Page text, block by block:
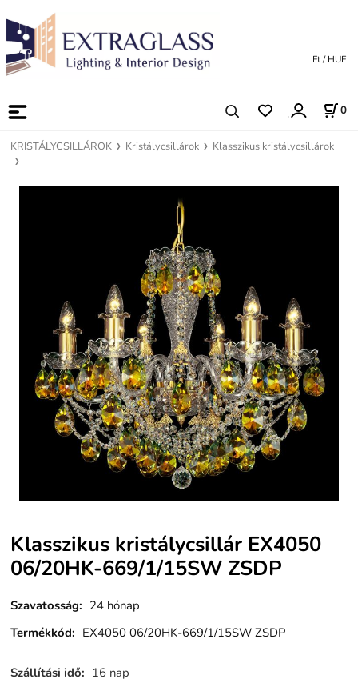
0
Ft / HUF
KRISTÁLYCSILLÁROK Kristálycsillárok Klasszikus kristálycsillárok
Klasszikus kristálycsillár EX4050
06/20HK-669/1/15SW ZSDP
Szavatosság: 24 hónap
Termékkód: EX4050 06/20HK-669/1/15SW ZSDP
Szállítási idő: 16 nap